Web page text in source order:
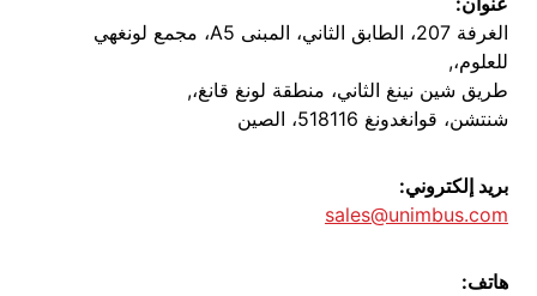
الغرفة 207، الطابق الثاني، المبنى A5، مجمع لونغهي
للعلوم،,
طريق شين نينغ الثاني، منطقة لونغ قانغ،,
شنتشن، قوانغدونغ 518116، الصين
بريد إلكتروني:
sales@unimbus.com
هاتف: